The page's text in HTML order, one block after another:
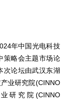
年中国光电科技
策略会主题市场论
次论坛由武汉东湖
业研究院(CINNO
研究院(CINNO